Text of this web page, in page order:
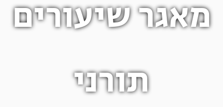
מאגר שיעורים
תורני